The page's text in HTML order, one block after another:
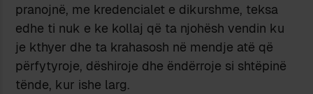
pranojnë, me kredencialet e dikurshme, teksa
edhe ti nuk e ke kollaj që ta njohësh vendin ku
je kthyer dhe ta krahasosh në mendje atë që
përfytyroje, dëshiroje dhe ëndërroje si shtëpinë
tënde, kur ishe larg.